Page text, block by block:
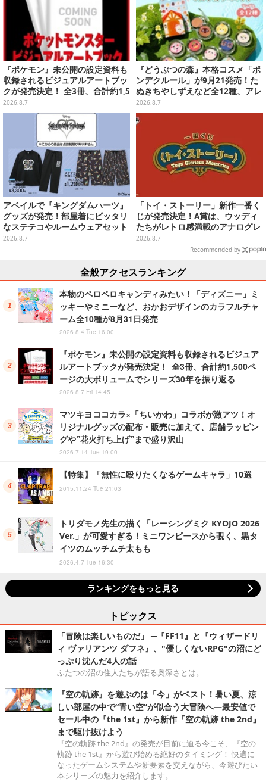
『ポケモン』未公開の設定資料も
収録されるビジュアルアートブッ
クが発売決定！ 全3冊、合計約1,5
00ページの大ボリュームでシリー
ズ30年を振り返る
2026.8.7
『どうぶつの森』本格コスメ「ポ
ンデクルール」が9月21発売！た
ぬきちやしずえなど全12種、アレ
ンジできるリアクションシールも
付属
2026.8.7
アベイルで『キングダムハーツ』
グッズが発売！部屋着にピッタリ
なステテコやルームウェアセット
2026.8.7
「トイ・ストーリー」新作一番く
じが発売決定！A賞は、ウッディ
たちがレトロ感満載のアナログレ
コード上を走る姿で立体化
2026.8.7
Recommended by
全般アクセスランキング
本物のペロペロキャンディみたい！「ディズニー」ミ
ッキーやミニーなど、おかおデザインのカラフルチャ
ーム全10種が8月31日発売
2026.8.4 Tue 16:00
『ポケモン』未公開の設定資料も収録されるビジュア
ルアートブックが発売決定！ 全3冊、合計約1,500ペ
ージの大ボリュームでシリーズ30年を振り返る
2026.8.7 Fri 14:45
マツキヨココカラ×「ちいかわ」コラボが激アツ！オ
リジナルグッズの配布・販売に加えて、店舗ラッピン
グや”花火打ち上げ”まで盛り沢山
2026.7.14 Tue 19:00
【特集】「無性に殴りたくなるゲームキャラ」10選
2015.11.24 Tue 21:03
トリダモノ先生の描く「レーシングミク KYOJO 2026
Ver.」が可愛すぎる！ミニワンピースから覗く、黒タ
イツのムッチムチ太もも
2026.4.7 Tue 16:30
ランキングをもっと見る
トピックス
「冒険は楽しいものだ」 ─『FF11』と『ウィザードリ
ィ ヴァリアンツ ダフネ』、"優しくないRPG"の沼にど
っぷり沈んだ4人の話
ふたつの沼の住人たちが語る奥深さとは。
『空の軌跡』を遊ぶのは「今」がベスト！暑い夏、涼
しい部屋の中で“青い空”が似合う大冒険へ―最安値で
セール中の『the 1st』から新作『空の軌跡 the 2nd』
まで駆け抜けよう
『空の軌跡 the 2nd』の発売が目前に迫る今こそ、『空の
軌跡 the 1st』から遊び始める絶好のタイミング！ 快適に
なったゲームシステムや新要素を交えながら、今遊びたい
本シリーズの魅力を紹介します。